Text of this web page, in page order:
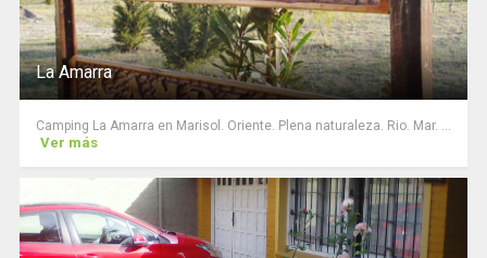
La Amarra
Camping La Amarra en Marisol. Oriente. Plena naturaleza. Rio. Mar. ...
Ver más